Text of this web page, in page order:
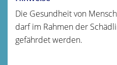
Die Gesundheit von
darf im Rahmen der
gefährdet werden.